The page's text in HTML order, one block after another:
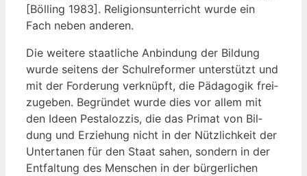
[Böl­ling 1983]. Reli­gi­ons­un­ter­richt wur­de ein
Fach neben anderen.
Die wei­te­re staat­li­che Anbin­dung der Bil­dung
wur­de sei­tens der Schul­re­for­mer unter­stützt und
mit der For­de­rung ver­knüpft, die Päd­ago­gik frei­
zu­ge­ben. Begrün­det wur­de dies vor allem mit
den Ideen Pes­ta­loz­zis, die das Pri­mat von Bil­
dung und Erzie­hung nicht in der Nütz­lich­keit der
Unter­ta­nen für den Staat sahen, son­dern in der
Ent­fal­tung des Men­schen in der bür­ger­li­chen